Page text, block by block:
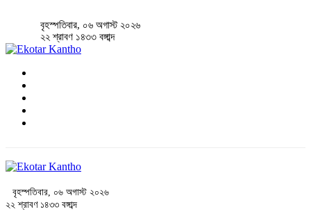
বৃহস্পতিবার, ০৬ অগাস্ট ২০২৬
২২ শ্রাবণ ১৪৩৩ বঙ্গাব্দ
বৃহস্পতিবার, ০৬ অগাস্ট ২০২৬
২২ শ্রাবণ ১৪৩৩ বঙ্গাব্দ